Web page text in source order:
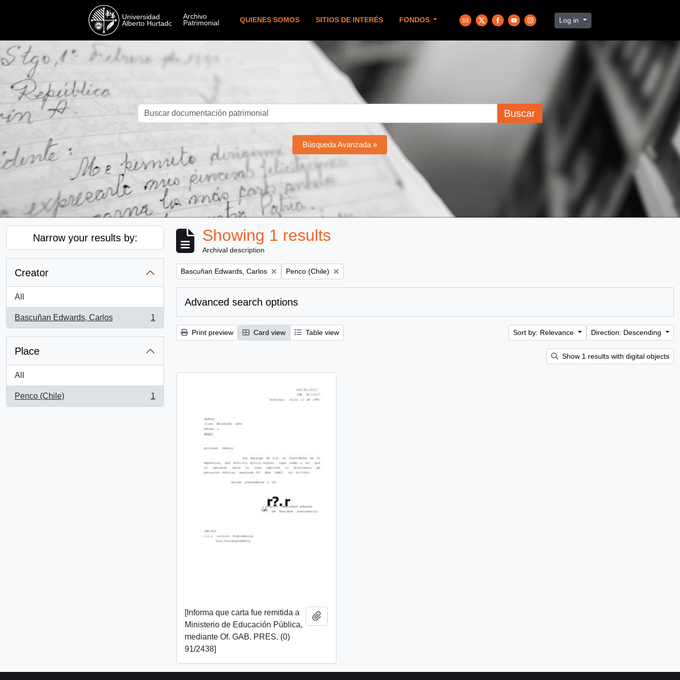
QUIENES SOMOS SITIOS DE INTERÉS FONDOS Log in
Buscar
Búsqueda Avanzada »
Narrow your results by:
Creator
All
Bascuñan Edwards, Carlos
, 1 results
1
Place
All
Penco (Chile)
, 1 results
1
Showing 1 results
Archival description
Remove filter:
Bascuñan Edwards, Carlos Remove filter:
Penco (Chile)
Advanced search options
Print preview Card view Table view Sort by: Relevance Direction: Descending
Show 1 results with digital objects
[Informa que carta fue remitida a
Ministerio de Educación Pública,
mediante Of. GAB. PRES. (0)
91/2438]